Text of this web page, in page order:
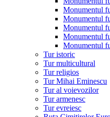
Monumentul
Monumentul
Monumentul
Monumentul
Monumentul
Tur istoric
Tur multicultural
Tur religios
Tur Mihai Eminescu
Tur al voievozilor
Tur armenesc
Tur evreiesc